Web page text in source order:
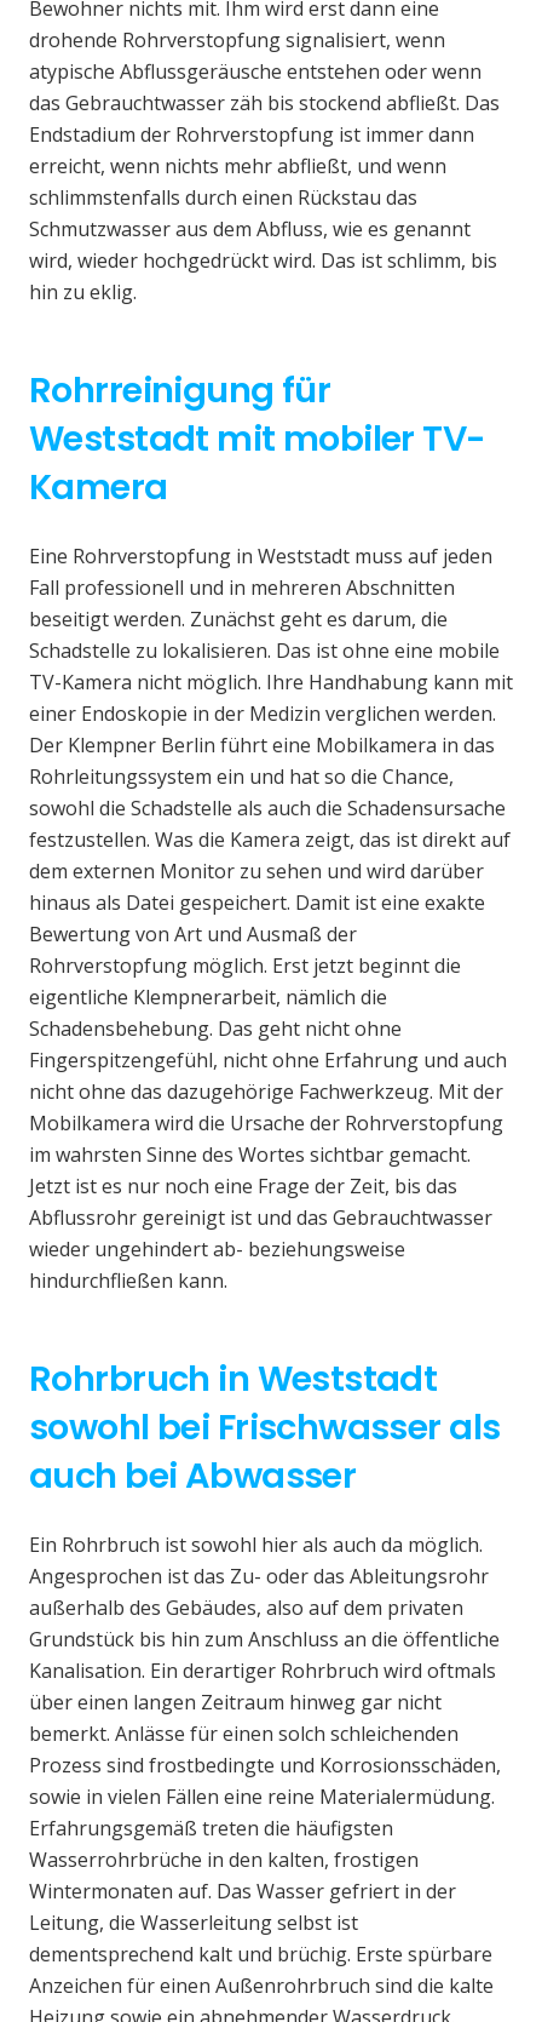
Bewohner nichts mit. Ihm wird erst dann eine
drohende Rohrverstopfung signalisiert, wenn
atypische Abflussgeräusche entstehen oder wenn
das Gebrauchtwasser zäh bis stockend abfließt. Das
Endstadium der Rohrverstopfung ist immer dann
erreicht, wenn nichts mehr abfließt, und wenn
schlimmstenfalls durch einen Rückstau das
Schmutzwasser aus dem Abfluss, wie es genannt
wird, wieder hochgedrückt wird. Das ist schlimm, bis
hin zu eklig.
Rohrreinigung für
Weststadt mit mobiler TV-
Kamera
Eine Rohrverstopfung in Weststadt muss auf jeden
Fall professionell und in mehreren Abschnitten
beseitigt werden. Zunächst geht es darum, die
Schadstelle zu lokalisieren. Das ist ohne eine mobile
TV-Kamera nicht möglich. Ihre Handhabung kann mit
einer Endoskopie in der Medizin verglichen werden.
Der Klempner Berlin führt eine Mobilkamera in das
Rohrleitungssystem ein und hat so die Chance,
sowohl die Schadstelle als auch die Schadensursache
festzustellen. Was die Kamera zeigt, das ist direkt auf
dem externen Monitor zu sehen und wird darüber
hinaus als Datei gespeichert. Damit ist eine exakte
Bewertung von Art und Ausmaß der
Rohrverstopfung möglich. Erst jetzt beginnt die
eigentliche Klempnerarbeit, nämlich die
Schadensbehebung. Das geht nicht ohne
Fingerspitzengefühl, nicht ohne Erfahrung und auch
nicht ohne das dazugehörige Fachwerkzeug. Mit der
Mobilkamera wird die Ursache der Rohrverstopfung
im wahrsten Sinne des Wortes sichtbar gemacht.
Jetzt ist es nur noch eine Frage der Zeit, bis das
Abflussrohr gereinigt ist und das Gebrauchtwasser
wieder ungehindert ab- beziehungsweise
hindurchfließen kann.
Rohrbruch in Weststadt
sowohl bei Frischwasser als
auch bei Abwasser
Ein Rohrbruch ist sowohl hier als auch da möglich.
Angesprochen ist das Zu- oder das Ableitungsrohr
außerhalb des Gebäudes, also auf dem privaten
Grundstück bis hin zum Anschluss an die öffentliche
Kanalisation. Ein derartiger Rohrbruch wird oftmals
über einen langen Zeitraum hinweg gar nicht
bemerkt. Anlässe für einen solch schleichenden
Prozess sind frostbedingte und Korrosionsschäden,
sowie in vielen Fällen eine reine Materialermüdung.
Erfahrungsgemäß treten die häufigsten
Wasserrohrbrüche in den kalten, frostigen
Wintermonaten auf. Das Wasser gefriert in der
Leitung, die Wasserleitung selbst ist
dementsprechend kalt und brüchig. Erste spürbare
Anzeichen für einen Außenrohrbruch sind die kalte